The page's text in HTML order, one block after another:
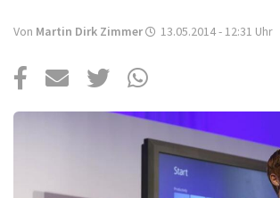
Anmelden
Von Martin Dirk Zimmer 13.05.2014 - 12:31 Uhr